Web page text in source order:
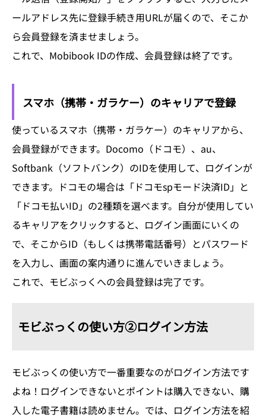
ールアドレス先に登録手続き用URLが届くので、そこか
ら会員登録を済ませましょう。
これで、Mobibook IDの作成、会員登録は終了です。
スマホ（携帯・ガラケー）のキャリアで登録
使っているスマホ（携帯・ガラケー）のキャリアから、
会員登録ができます。Docomo（ドコモ）、au、
Softbank（ソフトバンク）のIDを使用して、ログインが
できます。ドコモの場合は「ドコモspモード決済ID」と
「ドコモ払いID」の2種類を選べます。自分が使用してい
るキャリアをクリックすると、ログイン画面にいくの
で、そこからID（もしくは携帯電話番号）とパスワード
を入力し、画面の案内通りに進んでいきましょう。
これで、モビぶっくへの会員登録は完了です。
モビぶっくの使い方②ログイン方法
モビぶっくの使い方で一番重要なのがログイン方法です
よね！ログインできないとポイントは購入できない、購
入した電子書籍は読めません。では、ログイン方法を紹